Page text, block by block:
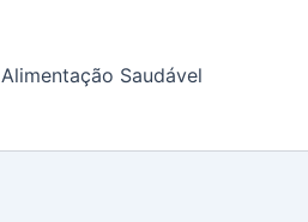
Alimentação Saudável